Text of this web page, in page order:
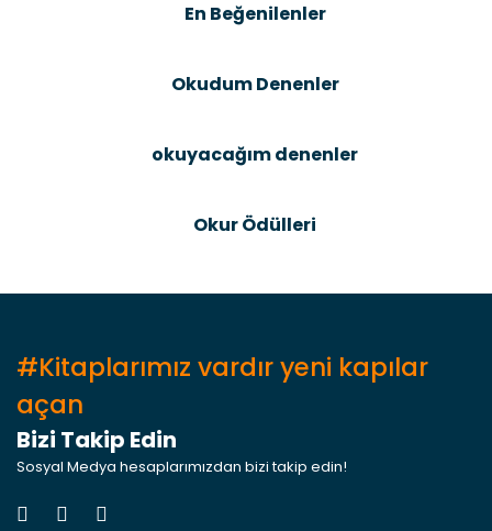
Ürün fiyatı diğer sitelerden daha pahalı.
En Beğenilenler
Okudum Denenler
okuyacağım denenler
Okur Ödülleri
#Kitaplarımız vardır yeni kapılar
açan
Bizi Takip Edin
Sosyal Medya hesaplarımızdan bizi takip edin!